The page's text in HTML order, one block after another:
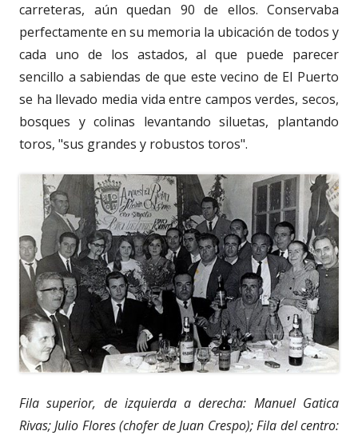
carreteras, aún quedan 90 de ellos. Conservaba
perfectamente en su memoria la ubicación de todos y
cada uno de los astados, al que puede parecer
sencillo a sabiendas de que este vecino de El Puerto
se ha llevado media vida entre campos verdes, secos,
bosques y colinas levantando siluetas, plantando
toros, "sus grandes y robustos toros".
Fila superior, de izquierda a derecha: Manuel Gatica
Rivas; Julio Flores (chofer de Juan Crespo); Fila del centro: